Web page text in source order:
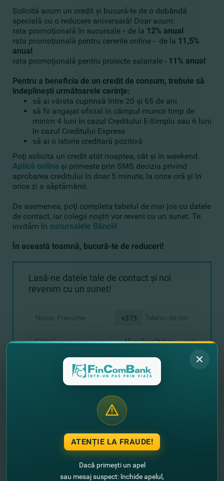
Solicită acum un credit şi bucură-te de o dobândă
specială cu o reducere aniversară! Doar acum:
rata promoţională în sucursale - de la 12% anual
rata promoţională pentru cererile online - de la 11,5%
anual
rata promoţională pentru proiecte salariale - 11% anual
Pentru a beneficia de un credit de consum, trebuie să
îndeplineşti următoarele cerinţe:
să ai vârsta cuprinsă între 20 şi 65 de ani
să fii angajat oficial în câmpul muncii timp de
minim 4 luni în cazul Creditului E-Simplu sau 6 luni
în cazul Creditului Express
să ai o istorie creditară pozitivă
Poţi solicita un credit atât noaptea, cât şi în weekend.
Aplică online şi primeşte prin SMS decizia privind
aprobarea creditului în doar 5 minute, la orice oră şi în
orice zi a săptămânii.
De asemenea, poţi completa tabelul de mai jos cu datele
de contact, iar colegii noştri vor reveni cu un sunet. Te
invităm în sucursalele Băncii!
În această toamnă, bucură-te de reduceri!
Lasă-ne datele tale de contact şi noi
revenim cu un sunet!
+373
Alte noutăţi
ATENȚIE LA FRAUDE!
Dacă primești un apel
sau mesaj suspect: închide apelul,